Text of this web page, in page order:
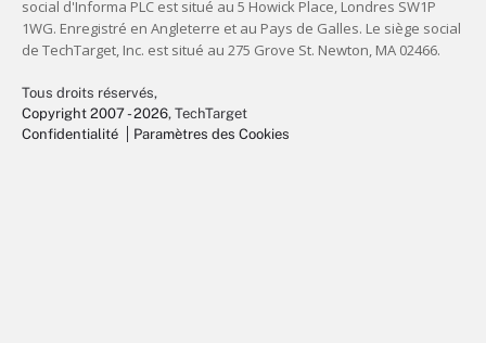
Tous droits réservés,
Copyright 2007 - 2026, TechTarget
Confidentialité
Paramètres des Cookies